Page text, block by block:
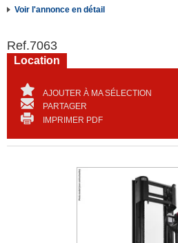
Voir l'annonce en détail
Ref.7063
Location
AJOUTER À MA SÉLECTION
PARTAGER
IMPRIMER PDF